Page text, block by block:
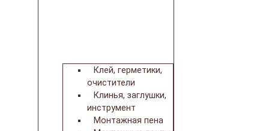
Клей, герметики,
очистители
Клинья, заглушки,
инструмент
Монтажная пена